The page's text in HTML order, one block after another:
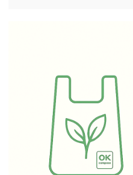
compostador dedicado
bolsas para
BPI de Torise
ecológica para convertir